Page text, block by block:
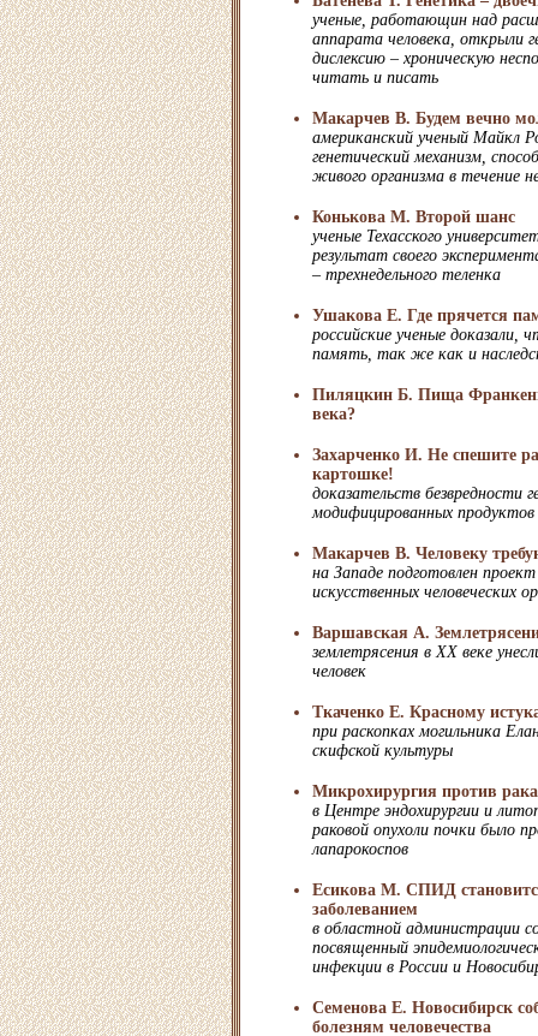
ученые, работающин над
аппарата человека, открыли
дислексию – хроническую
читать и писать
Макарчев В. Будем вечно
американский ученый Майкл
генетический механизм,
живого организма в течение
Конькова М. Второй шанс
ученые Техасского
результат своего
– трехнедельного теленка
Ушакова Е. Где прячется
российские ученые доказали,
память, так же как и
Пиляцкин Б. Пища
века?
Захарченко И. Не спешите
картошке!
доказательств безвредности
модифицированных
Макарчев В. Человеку
на Западе подготовлен
искусственных человеческих
Варшавская А.
землетрясения в ХХ веке
человек
Ткаченко Е. Красному
при раскопках могильника
скифской культуры
Микрохирургия против рака
в Центре эндохирургии и
раковой опухоли почки было
лапарокоспов
Есикова М. СПИД
заболеванием
в областной администрации
посвященный
инфекции в России и
Семенова Е. Новосибирск
болезням человечества